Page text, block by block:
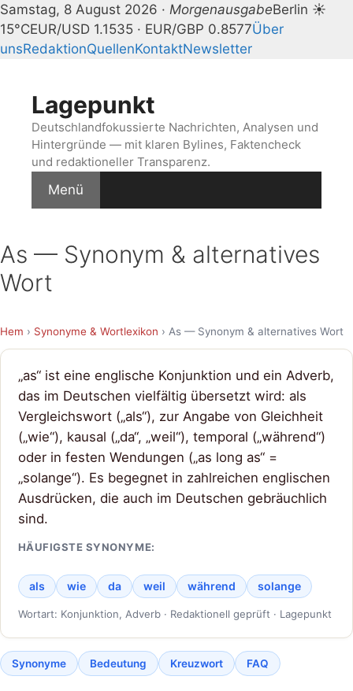
Samstag, 8 August 2026 · MorgenausgabeBerlin ☀
15°CEUR/USD 1.1535 · EUR/GBP 0.8577Über
unsRedaktionQuellenKontaktNewsletter
springenLagepunkt
Deutschlandfokussierte Nachrichten, Analysen und
Hintergründe — mit klaren Bylines, Faktencheck
und redaktioneller Transparenz.
Menü
As — Synonym & alternatives
Wort
Hem › Synonyme & Wortlexikon › As — Synonym & alternatives Wort
„as“ ist eine englische Konjunktion und ein Adverb,
das im Deutschen vielfältig übersetzt wird: als
Vergleichswort („als“), zur Angabe von Gleichheit
(„wie“), kausal („da“, „weil“), temporal („während“)
oder in festen Wendungen („as long as“ =
„solange“). Es begegnet in zahlreichen englischen
Ausdrücken, die auch im Deutschen gebräuchlich
sind.
HÄUFIGSTE SYNONYME:
als wie da weil während solange
Wortart: Konjunktion, Adverb · Redaktionell geprüft · Lagepunkt
Synonyme Bedeutung Kreuzwort FAQ